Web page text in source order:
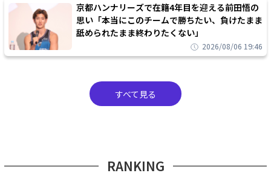
京都ハンナリーズで在籍4年目を迎える前田悟の
思い「本当にこのチームで勝ちたい、負けたまま
舐められたまま終わりたくない」
2026/08/06 19:46
すべて見る
RANKING